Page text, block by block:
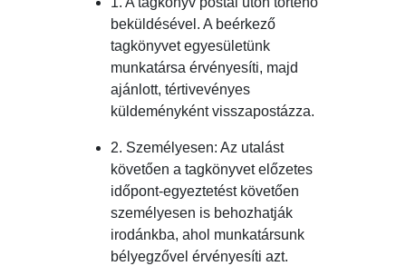
beküldésével. A beérkező
tagkönyvet egyesületünk
munkatársa érvényesíti, majd
ajánlott, tértivevényes
küldeményként visszapostázza.
2. Személyesen: Az utalást
követően a tagkönyvet előzetes
időpont-egyeztetést követően
személyesen is behozhatják
irodánkba, ahol munkatársunk
bélyegzővel érvényesíti azt.